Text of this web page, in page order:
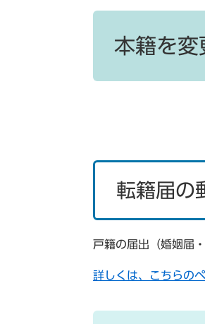
本籍を変
転籍届の
戸籍の届出（婚姻届
詳しくは、こちらの